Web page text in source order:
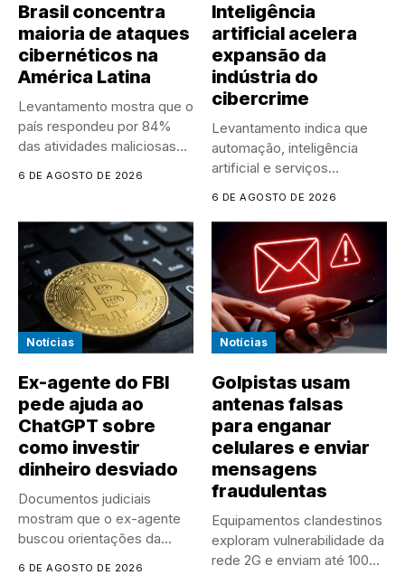
Brasil concentra
maioria de ataques
cibernéticos na
América Latina
Levantamento mostra que o
país respondeu por 84%
das atividades maliciosas
6 DE AGOSTO DE 2026
Inteligência
artificial acelera
expansão da
indústria do
cibercrime
Levantamento indica que
automação, inteligência
artificial e serviços
6 DE AGOSTO DE 2026
Notícias
Ex-agente do FBI
pede ajuda ao
ChatGPT sobre
como investir
dinheiro desviado
Documentos judiciais
mostram que o ex-agente
buscou orientações da
6 DE AGOSTO DE 2026
Notícias
Golpistas usam
antenas falsas
para enganar
celulares e enviar
mensagens
fraudulentas
Equipamentos clandestinos
exploram vulnerabilidade da
rede 2G e enviam até 100